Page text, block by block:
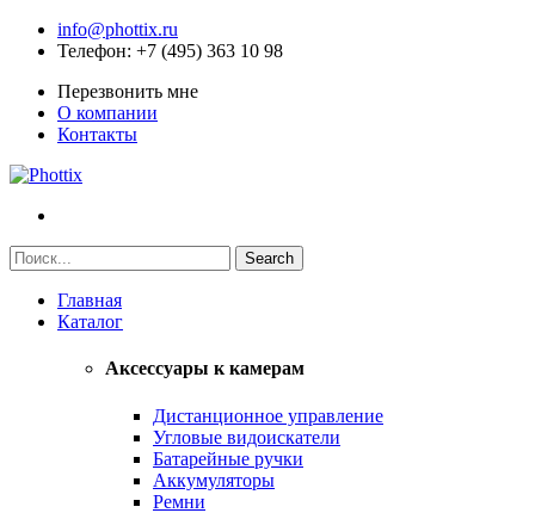
info@phottix.ru
Телефон: +7 (495) 363 10 98
Перезвонить мне
О компании
Контакты
Главная
Каталог
Аксессуары к камерам
Дистанционное управление
Угловые видоискатели
Батарейные ручки
Аккумуляторы
Ремни